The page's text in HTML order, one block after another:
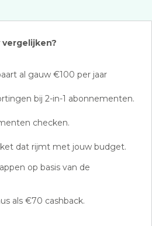
al gauw €100 per jaar
bij 2-in-1 abonnementen.
checken.
dat rijmt met jouw budget.
op basis van de
als €70 cashback.